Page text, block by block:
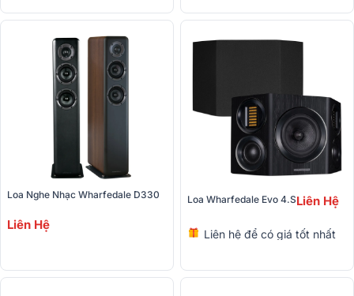
Loa Nghe Nhạc Wharfedale D330
Liên Hệ
Loa Wharfedale Evo 4.SLiên Hệ
Liên hệ để có giá tốt nhất